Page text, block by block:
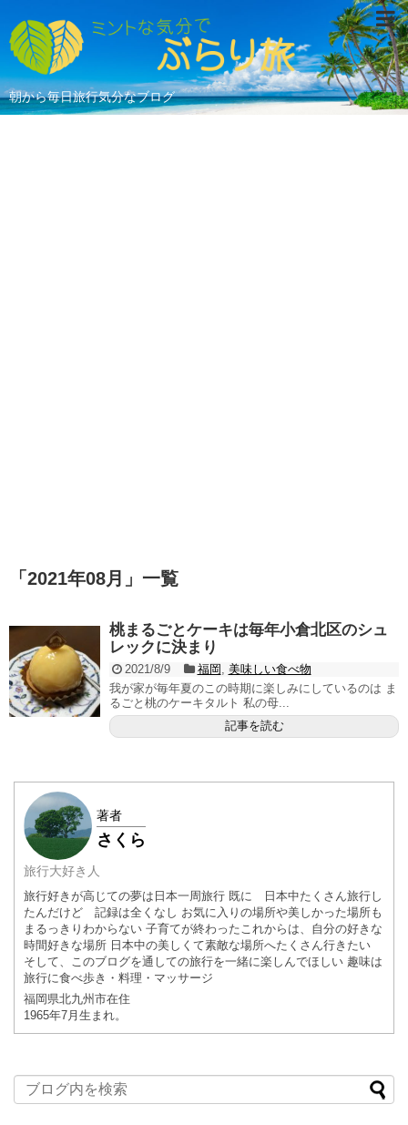
朝から毎日旅行気分なブログ
「 2021年08月 」 一覧
桃まるごとケーキは毎年小倉北区のシュ
レックに決まり
2021/8/9 福岡
美味しい食べ物
我が家が毎年夏のこの時期に楽しみにしているのは ま
るごと桃のケーキタルト 私の母...
記事を読む
著者
さくら
旅行大好き人
旅行好きが高じての夢は日本一周旅行 既に 日本中たくさん旅行し
たんだけど 記録は全くなし お気に入りの場所や美しかった場所も
まるっきりわからない 子育てが終わったこれからは、自分の好きな
時間好きな場所 日本中の美しくて素敵な場所へたくさん行きたい
そして、このブログを通しての旅行を一緒に楽しんでほしい 趣味は
旅行に食べ歩き・料理・マッサージ
福岡県北九州市在住
1965年7月 生まれ。